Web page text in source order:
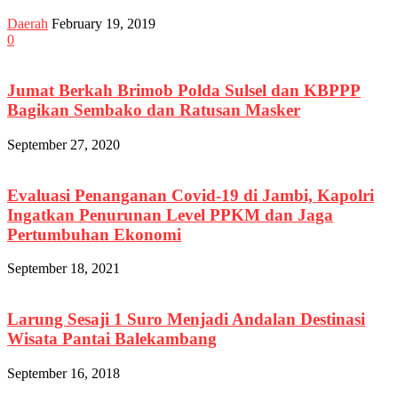
Daerah February 19, 2019
0
Jumat Berkah Brimob Polda Sulsel dan KBPPP
Bagikan Sembako dan Ratusan Masker
September 27, 2020
Evaluasi Penanganan Covid-19 di Jambi, Kapolri
Ingatkan Penurunan Level PPKM dan Jaga
Pertumbuhan Ekonomi
September 18, 2021
Larung Sesaji 1 Suro Menjadi Andalan Destinasi
Wisata Pantai Balekambang
September 16, 2018